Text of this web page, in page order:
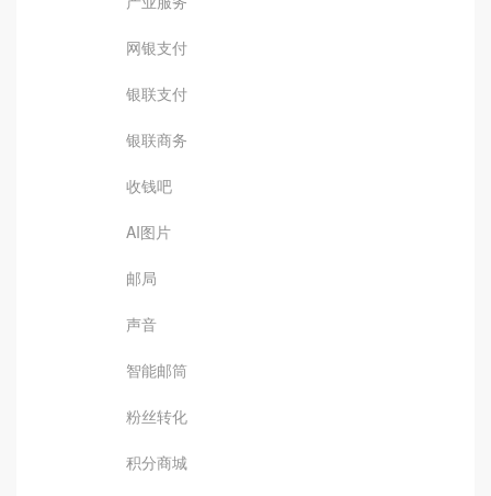
网银支付
银联支付
银联商务
收钱吧
AI图片
邮局
声音
智能邮筒
粉丝转化
积分商城